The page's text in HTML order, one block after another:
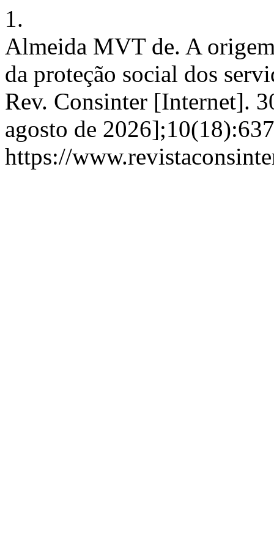
1.
Almeida MVT de. A
da proteção social dos
Rev. Consinter [Internet].
agosto de
https://